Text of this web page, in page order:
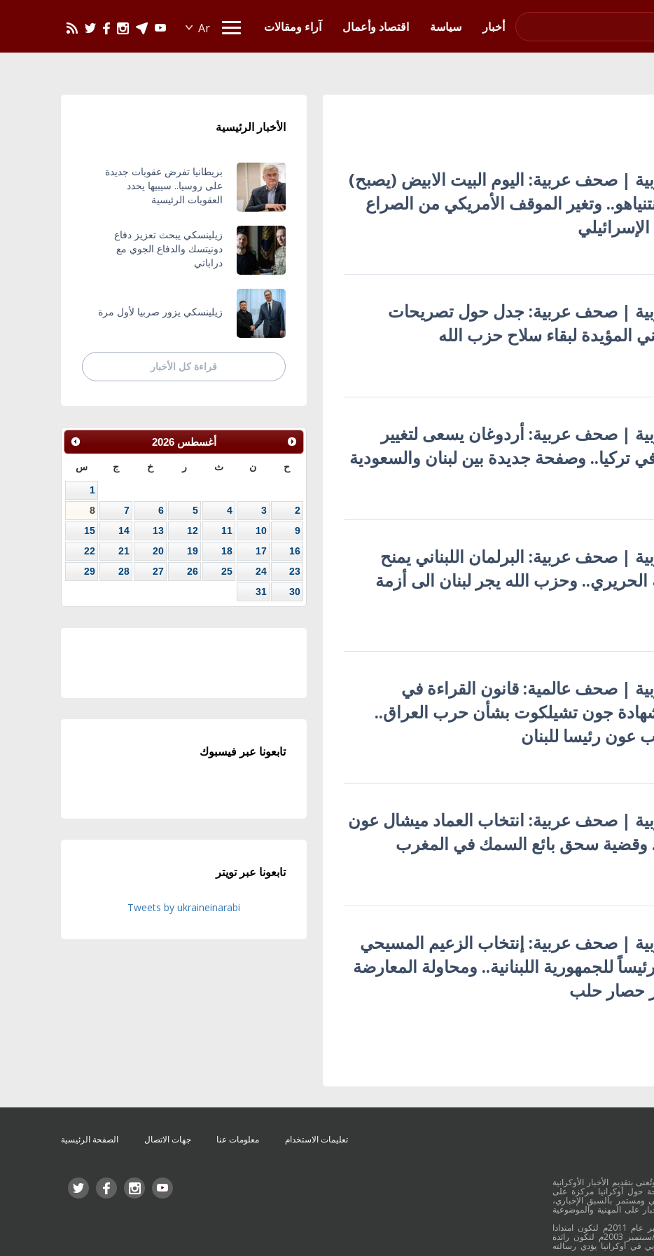
أخبار
سياسة اقتصاد وأعمال آراء ومقالات
| صحف عربية: اليوم البيت الابيض (يصبح)
وتغير الموقف الأمريكي من الصراع
| صحف عربية: جدل حول تصريحات
المؤيدة لبقاء سلاح حزب الله
| صحف عربية: أردوغان يسعى لتغيير
تركيا.. وصفحة جديدة بين لبنان والسعودية
| صحف عربية: البرلمان اللبناني يمنح
الحريري.. وحزب الله يجر لبنان الى أزمة
| صحف عالمية: قانون القراءة في
جون تشيلكوت بشأن حرب العراق..
عون رئيسا للبنان
| صحف عربية: انتخاب العماد ميشال عون
وقضية سحق بائع السمك في المغرب
| صحف عربية: إنتخاب الزعيم المسيحي
للجمهورية اللبنانية.. ومحاولة المعارضة
حصار حلب
الأخبار الرئيسية
بريطانيا تفرض عقوبات جديدة
على روسيا.. سيبيها يحدد
العقوبات الرئيسية
زيلينسكي يبحث تعزيز دفاع
دونيتسك والدفاع الجوي مع
دراباتي
زيلينسكي يزور صربيا لأول مرة
قراءة كل الأخبار
أغسطس 2026
ح ن ث ر خ ج س
1
2
3
4
5
6
7
8
9
10
11
12
13
14
15
16
17
18
19
20
21
22
23
24
25
26
27
28
29
30
31
تابعونا عبر فيسبوك
تابعونا عبر تويتر
Tweets by ukraineinarabi
بتقديم الأخبار الأوكرانية
حول أوكرانيا مركزة على
ومستمر بالسبق الإخباري،
على المهنية والموضوعية
وقد جائت انطلاقة "أوكرانيا بالعربية" في 16 كانون الأول/ديسمبر عام 2011م لتكون امتدادا
للموقع العربي الاوكراني والذي بدأ عمله الاعلامي منذ 16 أيلول/سبتمبر 2003م لتكون رائدة
في أوكرانيا يؤدي رسالته
تعليمات الاستخدام معلومات عنا جهات الاتصال الصفحة الرئيسية